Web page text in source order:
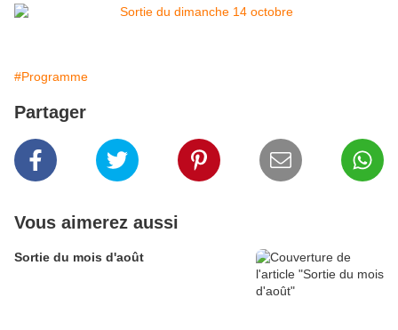
#Programme
Partager
Vous aimerez aussi
Sortie du mois d'août